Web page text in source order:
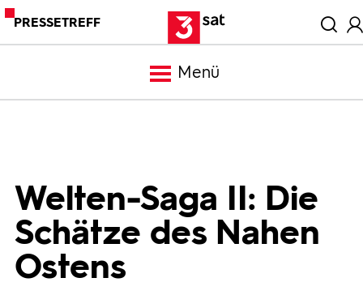
PRESSETREFF
Menü
Mediathek
Welten-Saga II: Die
Schätze des Nahen
Ostens